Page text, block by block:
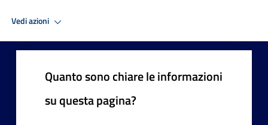
Vedi azioni
Quanto sono chiare le informazioni
su questa pagina?